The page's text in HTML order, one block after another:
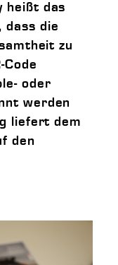
heißt das
dass die
zu
oder
werden
liefert dem
den